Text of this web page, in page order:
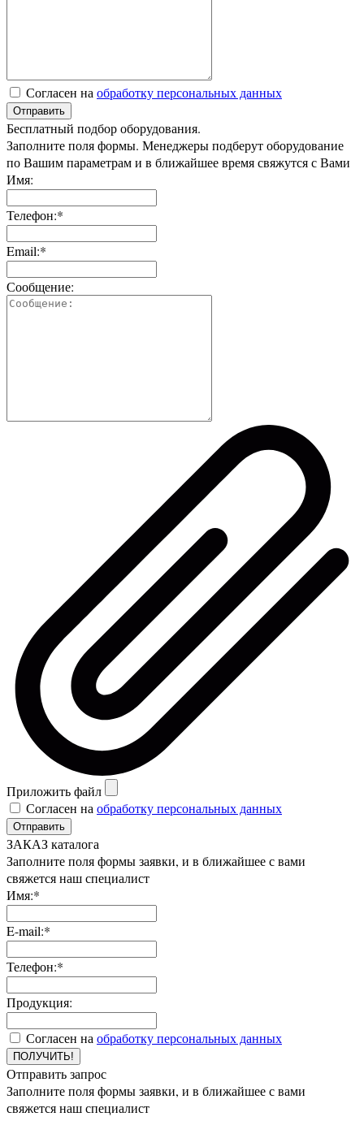
Согласен на обработку персональных данных
Отправить
Бесплатный подбор оборудования.
Заполните поля формы. Менеджеры подберут оборудование
по Вашим параметрам и в ближайшее время свяжутся с Вами
Имя:
Телефон:*
Email:*
Сообщение:
Приложить файл
Согласен на обработку персональных данных
Отправить
ЗАКАЗ каталога
Заполните поля формы заявки, и в ближайшее с вами
свяжется наш специалист
Имя:*
E-mail:*
Телефон:*
Продукция:
Согласен на обработку персональных данных
ПОЛУЧИТЬ!
Отправить запрос
Заполните поля формы заявки, и в ближайшее с вами
свяжется наш специалист